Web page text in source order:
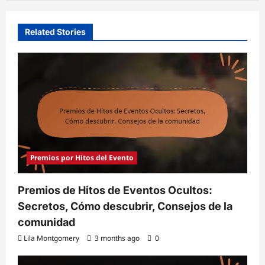
Related Stories
Premios por Hitos del Evento
Premios de Hitos de Eventos Ocultos:
Secretos, Cómo descubrir, Consejos de la
comunidad
Lila Montgomery 3 months ago 0